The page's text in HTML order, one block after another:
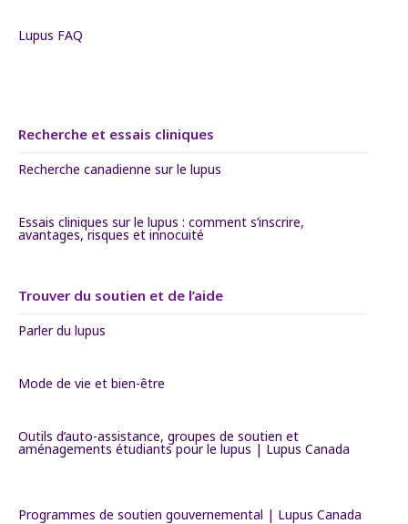
Lupus FAQ
Recherche et essais cliniques
Recherche canadienne sur le lupus
Essais cliniques sur le lupus : comment s’inscrire,
avantages, risques et innocuité
Trouver du soutien et de l’aide
Parler du lupus
Mode de vie et bien-être
Outils d’auto-assistance, groupes de soutien et
aménagements étudiants pour le lupus | Lupus Canada
Programmes de soutien gouvernemental | Lupus Canada